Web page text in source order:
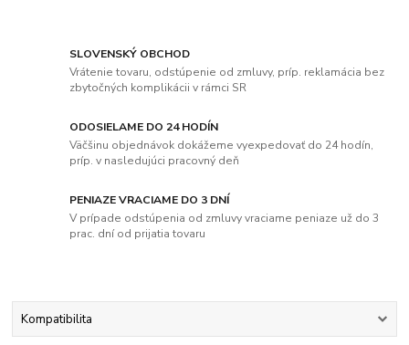
SLOVENSKÝ OBCHOD
Vrátenie tovaru, odstúpenie od zmluvy, príp. reklamácia bez
zbytočných komplikácii v rámci SR
ODOSIELAME DO 24 HODÍN
Väčšinu objednávok dokážeme vyexpedovať do 24 hodín,
príp. v nasledujúci pracovný deň
PENIAZE VRACIAME DO 3 DNÍ
V prípade odstúpenia od zmluvy vraciame peniaze už do 3
prac. dní od prijatia tovaru
Kompatibilita